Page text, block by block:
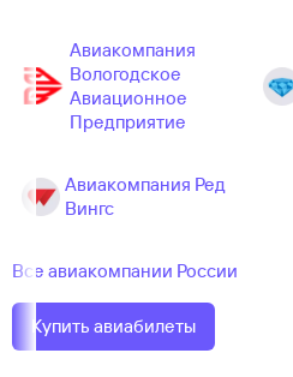
Авиакомпания
Вологодское
Авиационное
Предприятие
Авиакомпания Ред
Вингс
Все авиакомпании России
Купить авиабилеты